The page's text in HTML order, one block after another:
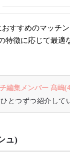
すすめのマッチ
特徴に応じて最適
編集メンバー 髙嶋
とつずつ紹介して
ュ)